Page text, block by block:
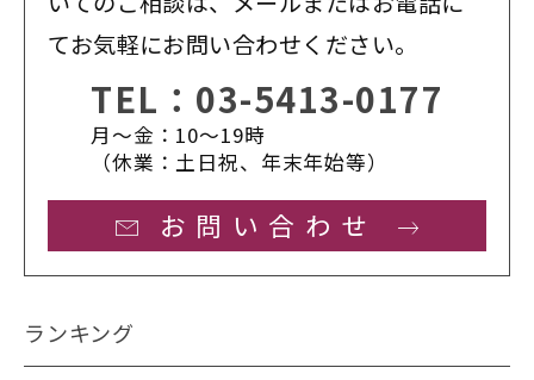
てお気軽にお問い合わせください。
TEL： 03-5413-0177
月〜金：10〜19時
（休業：土日祝、年末年始等）
お問い合わせ
ランキング